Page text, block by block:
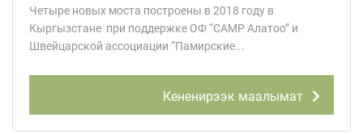
Четыре новых моста построены в 2018 году в
Кыргызстане при поддержке ОФ “CAMP Алатоо” и
Швейцарской ассоциации “Памирские...
Кененирээк маалымат